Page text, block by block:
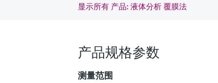
显示所有 产品: 液体分析 覆膜法
产品规格参数
测量范围